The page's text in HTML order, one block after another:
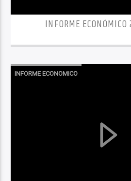
INFORME
INFORME ECONOMICO